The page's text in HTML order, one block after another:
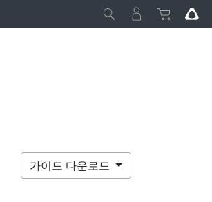
가이드 다운로드